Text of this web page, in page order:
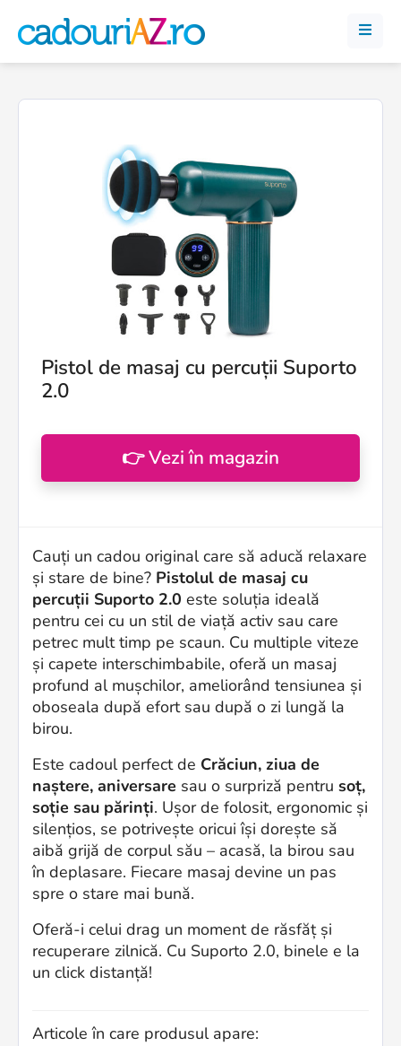
Pistol de masaj cu percuții Suporto
2.0
👉 Vezi în magazin
Cauți un cadou original care să aducă relaxare
și stare de bine? Pistolul de masaj cu
percuții Suporto 2.0 este soluția ideală
pentru cei cu un stil de viață activ sau care
petrec mult timp pe scaun. Cu multiple viteze
și capete interschimbabile, oferă un masaj
profund al mușchilor, ameliorând tensiunea și
oboseala după efort sau după o zi lungă la
birou.
Este cadoul perfect de Crăciun, ziua de
naștere, aniversare sau o surpriză pentru soț,
soție sau părinți. Ușor de folosit, ergonomic și
silențios, se potrivește oricui își dorește să
aibă grijă de corpul său – acasă, la birou sau
în deplasare. Fiecare masaj devine un pas
spre o stare mai bună.
Oferă-i celui drag un moment de răsfăț și
recuperare zilnică. Cu Suporto 2.0, binele e la
un click distanță!
Articole în care produsul apare: